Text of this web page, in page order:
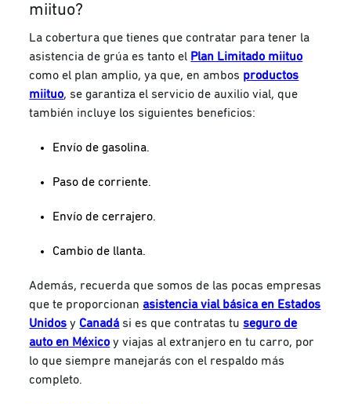
miituo?
La cobertura que tienes que contratar para tener la
asistencia de grúa es tanto el Plan Limitado miituo
como el plan amplio, ya que, en ambos productos
miituo, se garantiza el servicio de auxilio vial, que
también incluye los siguientes beneficios:
Envío de gasolina.
Paso de corriente.
Envío de cerrajero.
Cambio de llanta.
Además, recuerda que somos de las pocas empresas
que te proporcionan asistencia vial básica en Estados
Unidos y Canadá si es que contratas tu seguro de
auto en México y viajas al extranjero en tu carro, por
lo que siempre manejarás con el respaldo más
completo.